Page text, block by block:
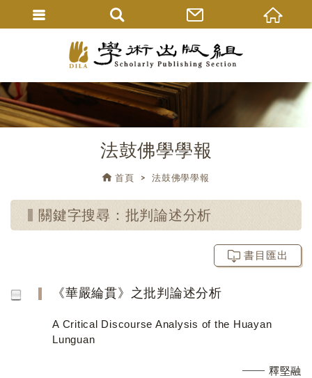
法鼓佛學學報
首頁 法鼓佛學學報
關鍵字搜尋：批判論述分析
書目匯出
《華嚴綸貫》之批判論述分析
A Critical Discourse Analysis of the Huayan
Lunguan
釋堅融